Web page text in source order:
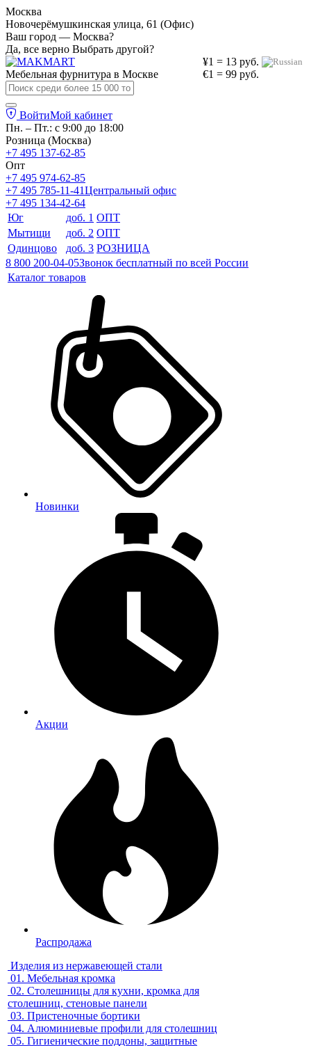
Москва
Новочерёмушкинская улица, 61 (Офис)
Ваш город — Москва?
Да, все верно Выбрать другой?
¥1 = 13 руб.
€1 = 99 руб.
Мебельная фурнитура в Москве
ВойтиМой кабинет
Пн. – Пт.: с 9:00 до 18:00
Розница (Москва)
+7 495 137-62-85
Опт
+7 495 974-62-85
+7 495 785-11-41Центральный офис
+7 495 134-42-64
Юг
доб. 1 ОПТ
Мытищи
доб. 2 ОПТ
Одинцово
доб. 3 РОЗНИЦА
8 800 200-04-05Звонок бесплатный по всей России
Каталог товаров
Новинки
Акции
Распродажа
Изделия из нержавеющей стали
01. Мебельная кромка
02. Столешницы для кухни, кромка для
столешниц, стеновые панели
03. Пристеночные бортики
04. Алюминиевые профили для столешниц
05. Гигиенические поддоны, защитные